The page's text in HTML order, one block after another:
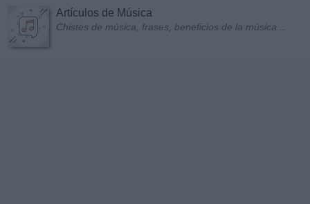
Artículos de Música
Chistes de música, frases, beneficios de la música...